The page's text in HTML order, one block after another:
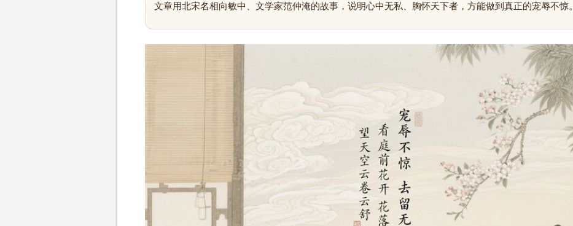
文章用北宋名相向敏中、文学家范仲淹的故事，说明心中无私、胸怀天下者，方能做到真正的宠辱不惊。